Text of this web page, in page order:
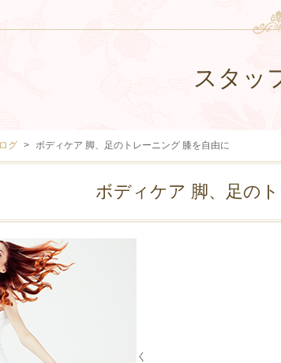
スタッ
グ ボディケア 脚、足のトレーニング 膝を自由に
ボディケア 脚、足の
く